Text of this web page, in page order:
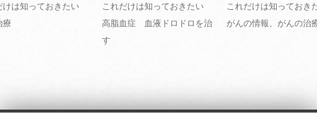
けは知っておきたい
療
これだけは知っておきたい
高脂血症 血液ドロドロを治
す
これだけは知ってお
がんの情報、がんの治